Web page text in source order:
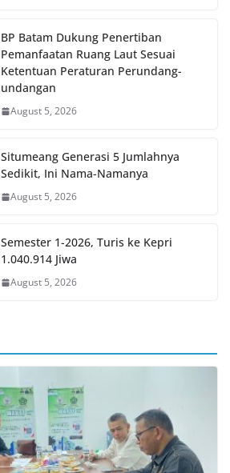
BP Batam Dukung Penertiban
Pemanfaatan Ruang Laut Sesuai
Ketentuan Peraturan Perundang-
undangan
August 5, 2026
Situmeang Generasi 5 Jumlahnya
Sedikit, Ini Nama-Namanya
August 5, 2026
Semester 1-2026, Turis ke Kepri
1.040.914 Jiwa
August 5, 2026